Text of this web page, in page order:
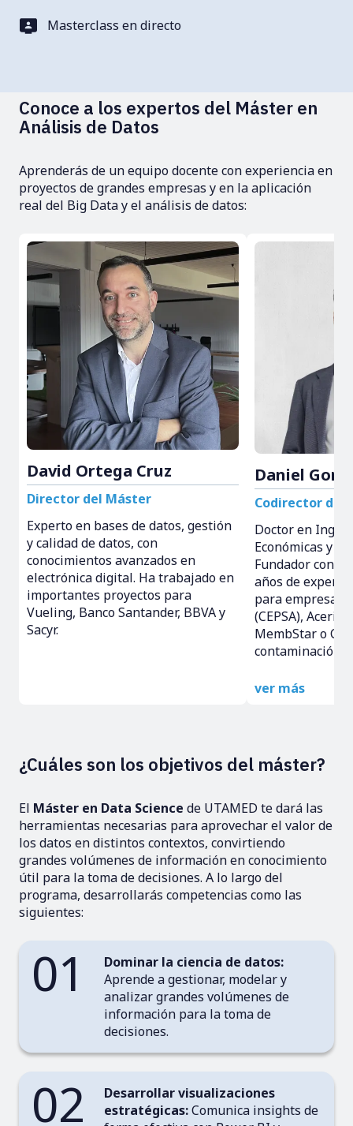
Masterclass en directo
Conoce a los expertos del Máster en
Análisis de Datos
Aprenderás de un equipo docente con experiencia en
proyectos de grandes empresas y en la aplicación
real del Big Data y el análisis de datos:
David Ortega Cruz
Director del Máster
Experto en bases de datos, gestión
y calidad de datos, con
conocimientos avanzados en
electrónica digital. Ha trabajado en
importantes proyectos para
Vueling, Banco Santander, BBVA y
Sacyr.
Daniel
Codirector del
Doctor en
Económicas y
Fundador
años de
para empresas
(CEPSA),
MembStar o
contaminación
ver más
¿Cuáles son los objetivos del máster?
El Máster en Data Science de UTAMED te dará las
herramientas necesarias para aprovechar el valor de
los datos en distintos contextos, convirtiendo
grandes volúmenes de información en conocimiento
útil para la toma de decisiones. A lo largo del
programa, desarrollarás competencias como las
siguientes:
01
Dominar la ciencia de datos:
Aprende a gestionar, modelar y
analizar grandes volúmenes de
información para la toma de
decisiones.
02
Desarrollar visualizaciones
estratégicas:Comunica insights de